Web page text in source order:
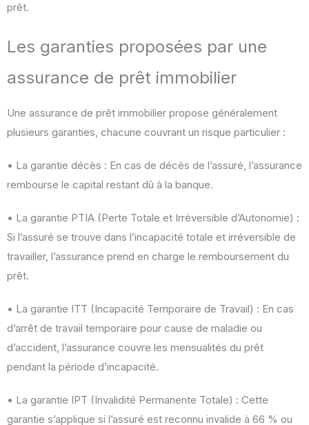
prêt.
Les garanties proposées par une
assurance de prêt immobilier
Une assurance de prêt immobilier propose généralement
plusieurs garanties, chacune couvrant un risque particulier :
• La garantie décès : En cas de décès de l’assuré, l’assurance
rembourse le capital restant dû à la banque.
• La garantie PTIA (Perte Totale et Irréversible d’Autonomie) :
Si l’assuré se trouve dans l’incapacité totale et irréversible de
travailler, l’assurance prend en charge le remboursement du
prêt.
• La garantie ITT (Incapacité Temporaire de Travail) : En cas
d’arrêt de travail temporaire pour cause de maladie ou
d’accident, l’assurance couvre les mensualités du prêt
pendant la période d’incapacité.
• La garantie IPT (Invalidité Permanente Totale) : Cette
garantie s’applique si l’assuré est reconnu invalide à 66 % ou